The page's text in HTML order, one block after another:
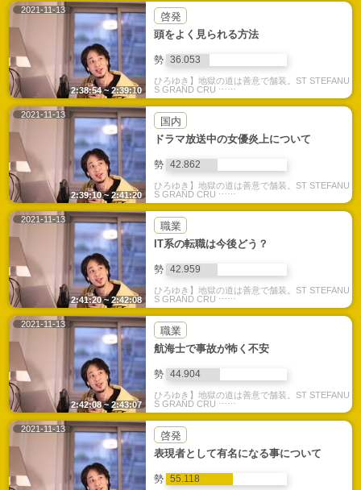
2021-11-13
啓発
頭をよく見られる方法
勢 36.053
ひろゆき】地獄の道は善意で舗装。ST STEFANU
S GRAND CRU ⋯⋯
2:38:54 ~ 2:39:10
2021-11-13
国内
ドラマ放送中の女優炎上について
勢 42.862
ひろゆき】地獄の道は善意で舗装。ST STEFANU
S GRAND CRU ⋯⋯
2:39:10 ~ 2:41:20
2021-11-13
職業
IT系の転職は今後どう？
勢 42.959
ひろゆき】地獄の道は善意で舗装。ST STEFANU
S GRAND CRU ⋯⋯
2:41:20 ~ 2:42:08
2021-11-13
職業
航海士で事故が怖く不安
勢 44.904
ひろゆき】地獄の道は善意で舗装。ST STEFANU
S GRAND CRU ⋯⋯
2:42:08 ~ 2:43:07
2021-11-13
啓発
表現者として有名になる事について
勢 55.118